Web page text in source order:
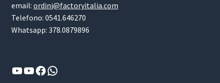
email: ordini@factoryitalia.com
Telefono: 0541.646270
Whatsapp: 378.0879896
YouTube
YouTube
Facebook
WhatsApp